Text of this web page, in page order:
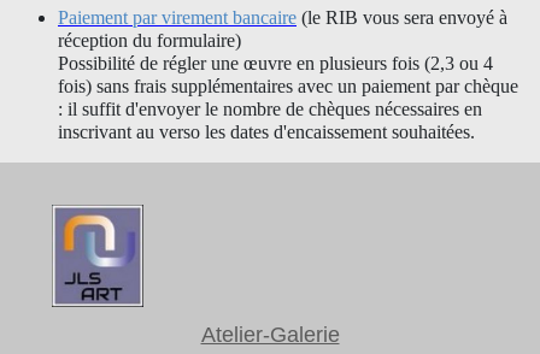
Paiement par virement bancaire (le RIB vous sera envoyé à
réception du formulaire)
Possibilité de régler une œuvre en plusieurs fois (2,3 ou 4
fois) sans frais supplémentaires avec un paiement par chèque
: il suffit d'envoyer le nombre de chèques nécessaires en
inscrivant au verso les dates d'encaissement souhaitées.
Atelier-Galerie